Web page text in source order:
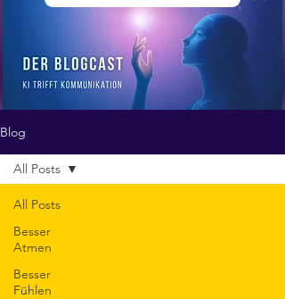
Blog
All Posts
Besser
Atmen
Besser
Fühlen
All Posts